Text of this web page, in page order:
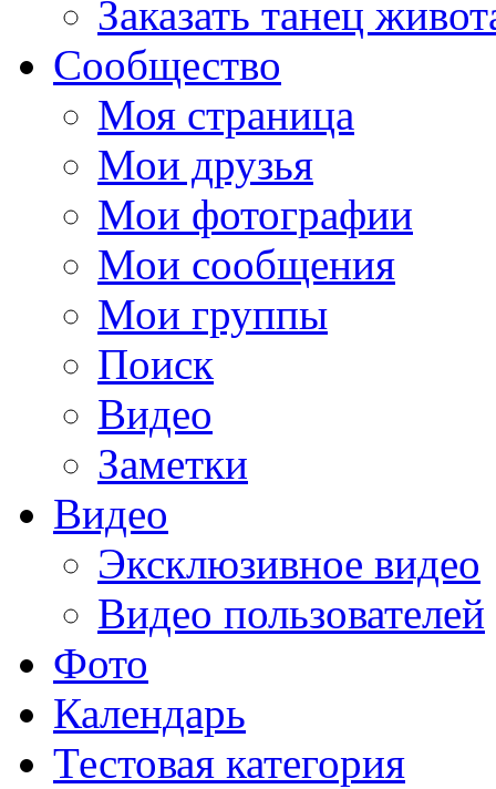
Заказать танец
Сообщество
Моя страница
Мои друзья
Мои фотографии
Мои сообщения
Мои группы
Поиск
Видео
Заметки
Видео
Эксклюзивное видео
Видео пользователей
Фото
Календарь
Тестовая категория